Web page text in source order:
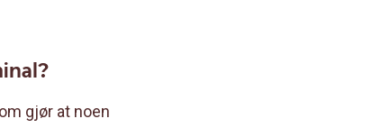
gjør at noen